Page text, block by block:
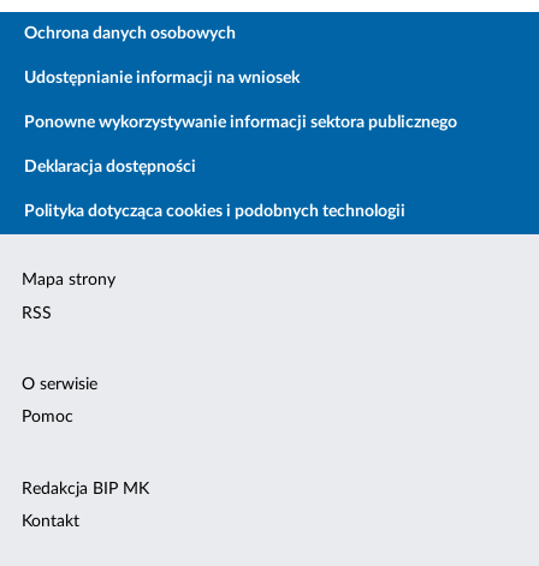
Ochrona danych osobowych
Udostępnianie informacji na wniosek
Ponowne wykorzystywanie informacji sektora publicznego
Deklaracja dostępności
Polityka dotycząca cookies i podobnych technologii
Mapa strony
RSS
O serwisie
Pomoc
Redakcja BIP MK
Kontakt